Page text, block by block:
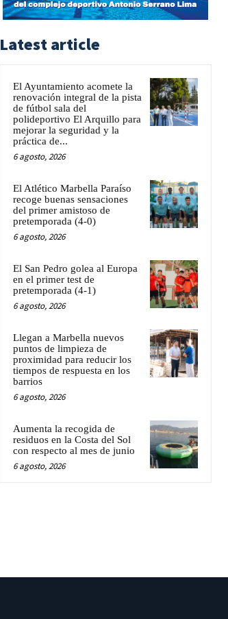
Latest article
El Ayuntamiento acomete la
renovación integral de la pista
de fútbol sala del
polideportivo El Arquillo para
mejorar la seguridad y la
práctica de...
6 agosto, 2026
El Atlético Marbella Paraíso
recoge buenas sensaciones
del primer amistoso de
pretemporada (4-0)
6 agosto, 2026
El San Pedro golea al Europa
en el primer test de
pretemporada (4-1)
6 agosto, 2026
Llegan a Marbella nuevos
puntos de limpieza de
proximidad para reducir los
tiempos de respuesta en los
barrios
6 agosto, 2026
Aumenta la recogida de
residuos en la Costa del Sol
con respecto al mes de junio
6 agosto, 2026